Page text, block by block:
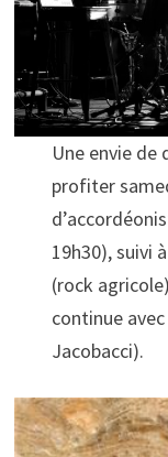
Une envie de
profiter
19h30), suivi
(rock
continue
Jacobacci).